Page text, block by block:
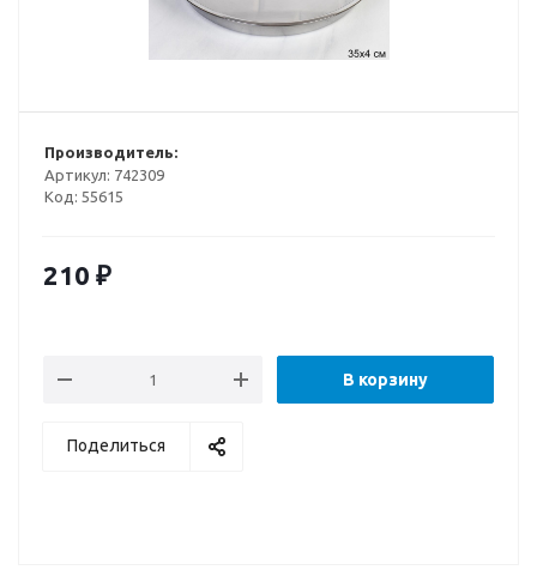
Производитель:
Артикул: 742309
Код: 55615
210 ₽
В корзину
Поделиться